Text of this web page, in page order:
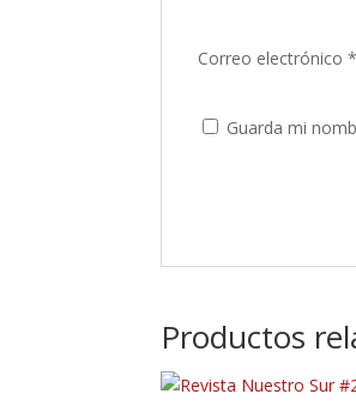
Correo electrónico*
Guarda mi
Productos